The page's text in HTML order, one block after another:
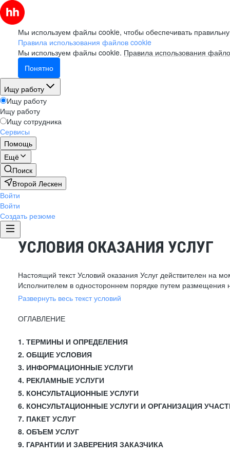
Мы используем файлы cookie, чтобы обеспечивать
Правила использования файлов cookie
Мы используем файлы cookie. Правила использования
Понятно
Ищу работу
Ищу работу
Ищу работу
Ищу сотрудника
Сервисы
Помощь
Ещё
Поиск
Второй Лескен
Войти
Войти
Создать резюме
УСЛОВИЯ ОКАЗАНИЯ УСЛУГ
Настоящий текст Условий оказания Услуг действителен на
Исполнителем в одностороннем порядке путем размещения
Развернуть весь текст условий
ОГЛАВЛЕНИЕ
1. ТЕРМИНЫ И ОПРЕДЕЛЕНИЯ
2. ОБЩИЕ УСЛОВИЯ
3. ИНФОРМАЦИОННЫЕ УСЛУГИ
4. РЕКЛАМНЫЕ УСЛУГИ
5. КОНСУЛЬТАЦИОННЫЕ УСЛУГИ
6. КОНСУЛЬТАЦИОННЫЕ УСЛУГИ И ОРГАНИЗАЦИЯ
7. ПАКЕТ УСЛУГ
8. ОБЪЕМ УСЛУГ
9. ГАРАНТИИ И ЗАВЕРЕНИЯ ЗАКАЗЧИКА